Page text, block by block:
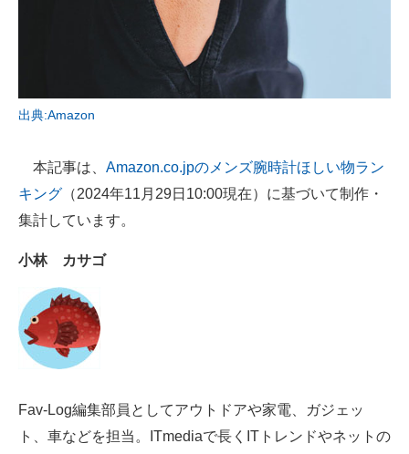
ITエンジニア向け専門サイト
企業向けIT製品の総合サイト
IT製品の技術・比較・事例
モノづくり技術者専門サイト
エレクトロニクス専門サイト
電子設計の基本と応用
エネルギーの専門メディア
建設×テクノロジーの最前線
出典:Amazon
本記事は、 Amazon.co.jpのメンズ腕時計ほしい物ラン
キング （2024年11月29日10:00現在）に基づいて制作・
集計しています。
小林 カサゴ
Fav-Log編集部員としてアウトドアや家電、ガジェッ
ト、車などを担当。ITmediaで長くITトレンドやネットの